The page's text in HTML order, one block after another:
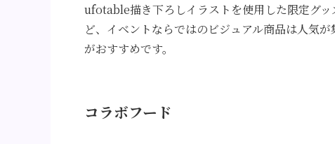
ufotable描き下ろしイラストを使用した限定グ
ど、イベントならではのビジュアル商品は人気
がおすすめです。
コラボフード